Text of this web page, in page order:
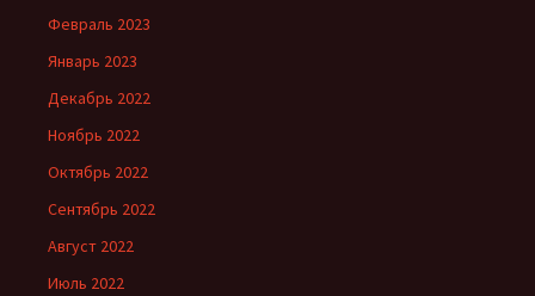
Февраль 2023
Январь 2023
Декабрь 2022
Ноябрь 2022
Октябрь 2022
Сентябрь 2022
Август 2022
Июль 2022